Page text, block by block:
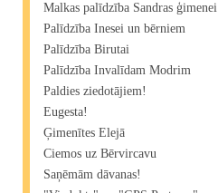
Malkas palīdzība Sandras ģimenei
Palīdzība Inesei un bērniem
Palīdzība Birutai
Palīdzība Invalīdam Modrim
Paldies ziedotājiem!
Eugesta!
Ģimenītes Elejā
Ciemos uz Bērvircavu
Saņēmām dāvanas!